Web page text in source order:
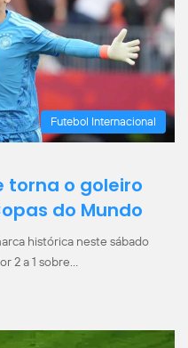
Futebol Internacional
torna o goleiro
do Mundo
histórica neste sábado
2 a 1 sobre…